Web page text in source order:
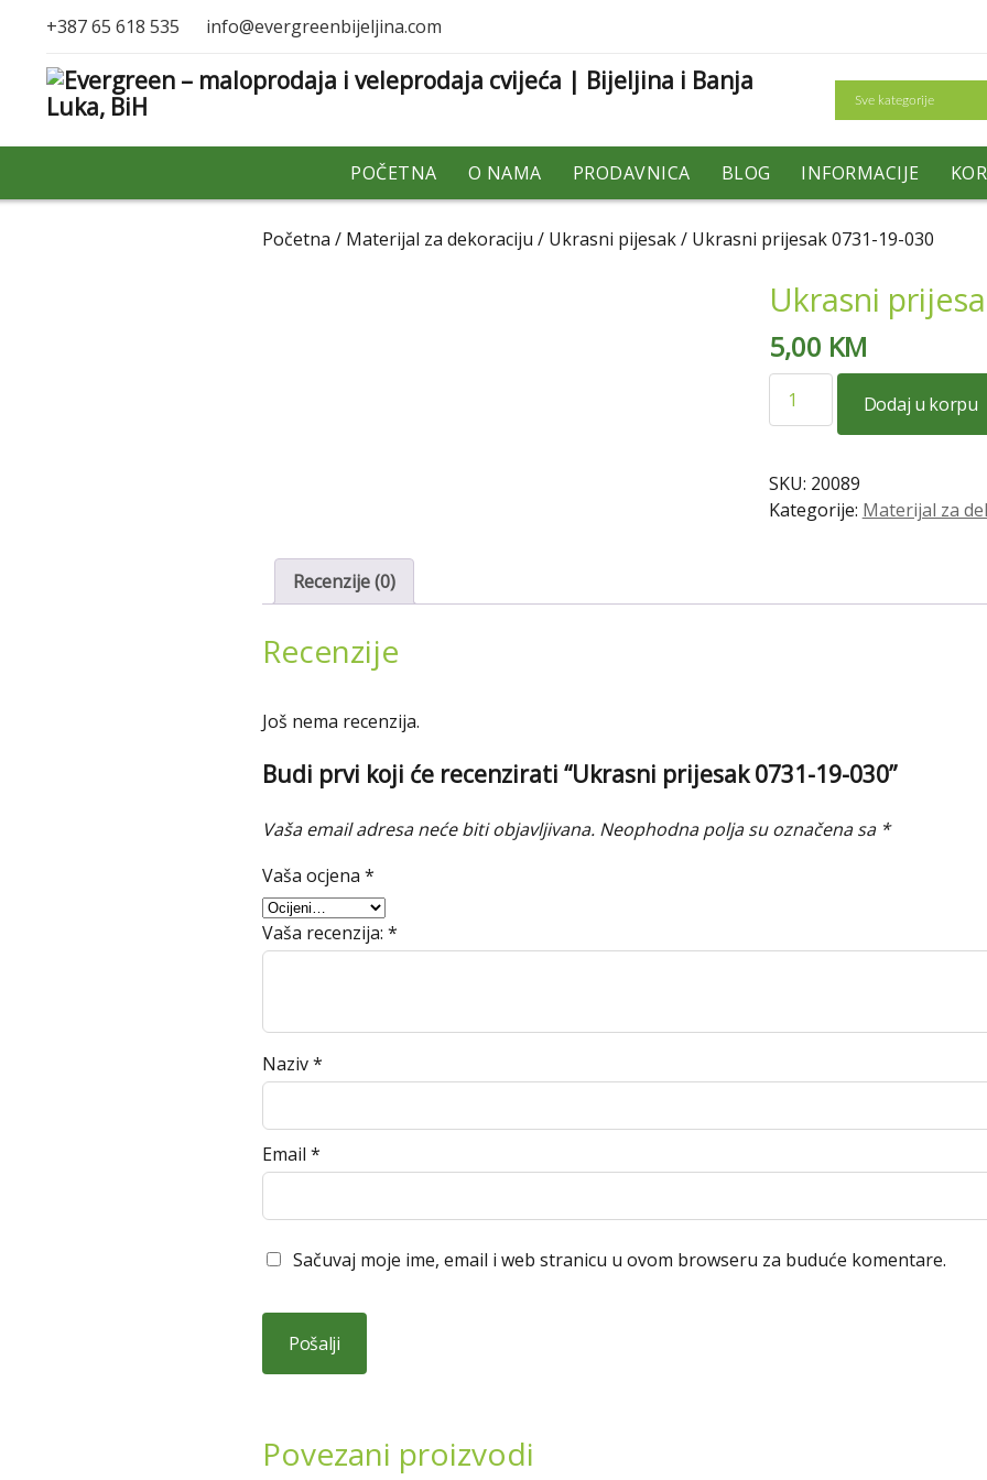
+387 65 618 535 info@evergreenbijeljina.com
Search
POČETNA O NAMA PRODAVNICA BLOG INFORMACIJE
Početna / Materijal za dekoraciju / Ukrasni pijesak/ Ukrasni prijesak 0731-19-030
Ukrasni
5,00 KM
prijesak
030
količina
Dodaj u korpu
SKU: 20089
Kategorije: Materijal za
Recenzije (0)
Recenzije
Još nema recenzija.
Budi prvi koji će recenzirati “Ukrasni prijesak 0731-19-030”
Vaša email adresa neće biti objavljivana. Neophodna polja su označena sa *
Vaša ocjena *
Vaša recenzija: *
Naziv*
Email *
Sačuvaj moje ime, email i web stranicu u ovom browseru za buduće komentare.
Povezani proizvodi